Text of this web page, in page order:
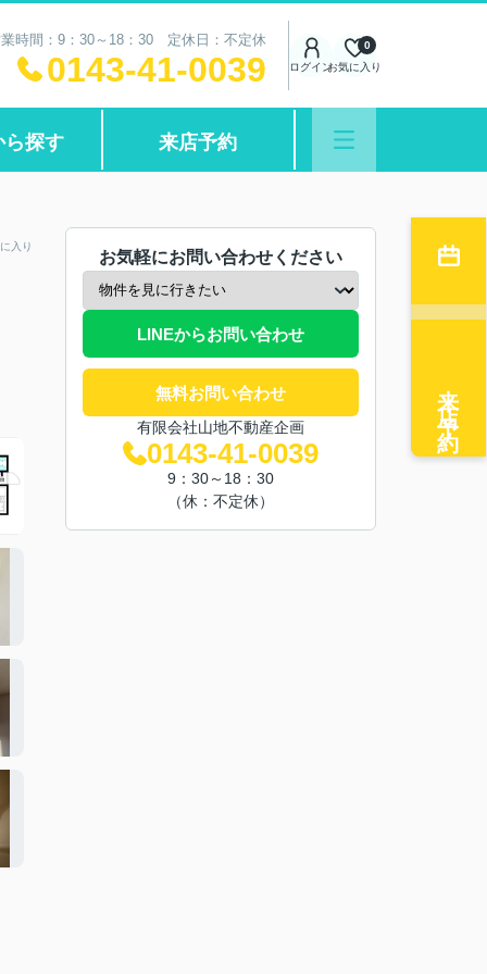
時間：9：30～18：30 定休日：不定休
0143-41-0039 ログインお気に入り
0
ら探す 来店予約
入り
お気軽にお問い合わせください
LINEからお問い合わせ
無料お問い合わせ
有限会社山地不動産企画
0143-41-0039
9：30～18：30
（休：不定休）
来店予約